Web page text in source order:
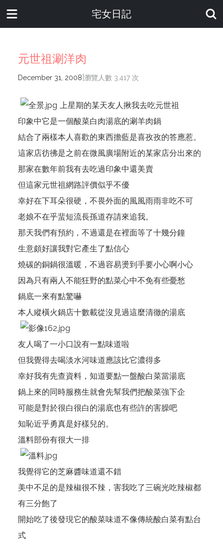
宅女日記
元世祖涮洋肉
December 31, 2008 瀏覽人數 3,417 次
上星期的某天友人揪我去吃元世祖
印象中它是一個酸菜白肉湯底的涮羊肉鍋
結合了兩樣本人喜歡的東西擔藍是喜孜孜的答應惹。
這家店彷彿是之前在微風廣場附近的某家店分出來的
那家在數年前我有去吃過印象中還美賣
但這家元世祖網路評價似乎不優
幸好在下耳朵很硬，不畏外面的風風雨雨非吃不可
老娘不在乎蜚短流長孫道存請來追我。
那天我們有預約，不過還是在裡面等了十幾分鐘
生意頗好讓我對它產生了點信心
燒碳的銅鍋很溫暖，不過容易燙到手要小心啊小心
因為只有兩人不能狂野的點菜心中不免有些憂愁
鍋底一來有點驚嚇
本人縱橫火鍋店十數載從沒見過這麼清徹的湯底
友人喝了一小口說有一點味道啦
但我覺得去喝淡水河味道應該比它濃得多
幸好我有先查資料，知道要點一盤酸白菜當湯底
鍋上來的同時服務生就會先幫我們把酸菜強下企
可能是對於很白很白的湯底也有些許的害臊吧
知恥近乎勇真是好樣兒的。
溫料部份有很大一排
我覺得它的芝麻醬味道還不錯
美中不足的是辣椒很不辣，害我吃了三碗光吃辣椒都
有三分飽了
開始吃了後發現它的酸菜味道不像傳統酸白菜有點台
式